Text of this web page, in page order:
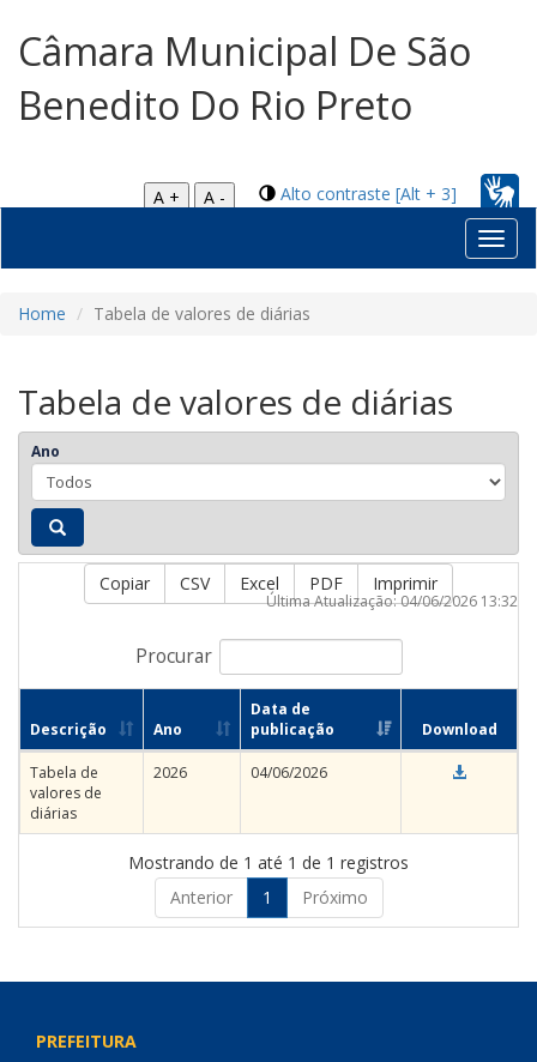
Câmara Municipal De São
Benedito Do Rio Preto
Alto contraste [Alt + 3]
A +
A -
Home Tabela de valores de diárias
Tabela de valores de diárias
Ano
Copiar CSV Excel PDF Imprimir
Procurar
Última Atualização: 04/06/2026 13:32
Descrição Ano
Data de
publicação
Download
Tabela de
valores de
diárias
2026 04/06/2026
Mostrando de 1 até 1 de 1 registros
Anterior
1 Próximo
PREFEITURA